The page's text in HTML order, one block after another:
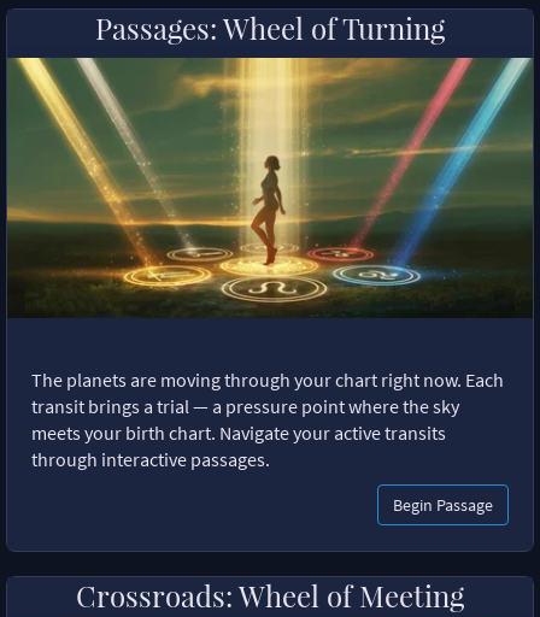
Passages: Wheel of Turning
The planets are moving through your chart right now. Each
transit brings a trial — a pressure point where the sky
meets your birth chart. Navigate your active transits
through interactive passages.
Begin Passage
Crossroads: Wheel of Meeting